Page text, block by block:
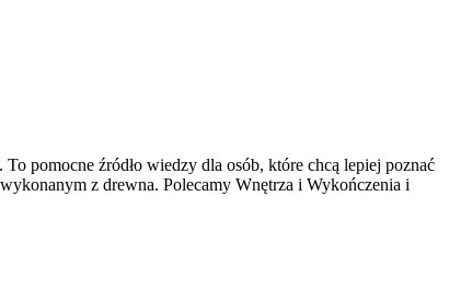
pomocne źródło wiedzy dla osób, które chcą lepiej poznać
z drewna. Polecamy Wnętrza i Wykończenia i